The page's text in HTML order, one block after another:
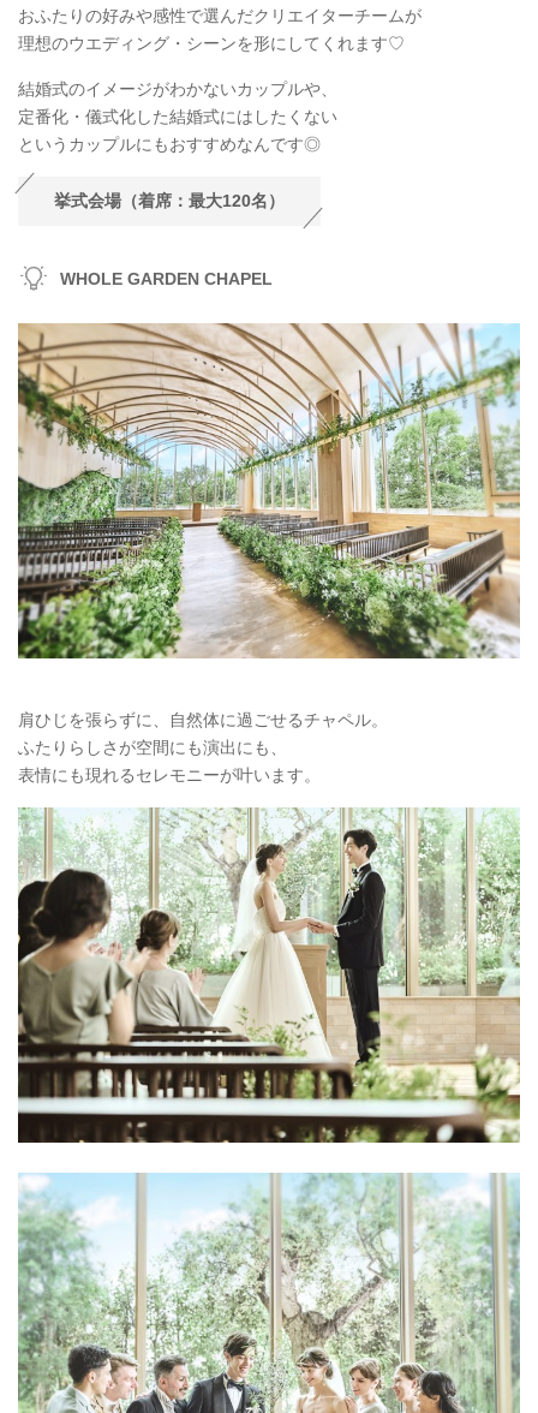
おふたりの好みや感性で選んだクリエイターチームが
理想のウエディング・シーンを形にしてくれます♡
結婚式のイメージがわかないカップルや、
定番化・儀式化した結婚式にはしたくない
というカップルにもおすすめなんです◎
挙式会場（着席：最大120名）
WHOLE GARDEN CHAPEL
肩ひじを張らずに、自然体に過ごせるチャペル。
ふたりらしさが空間にも演出にも、
表情にも現れるセレモニーが叶います。